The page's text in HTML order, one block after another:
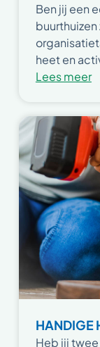
Ben jij een
heet en
Lees meer
HANDIGE
Heb jij